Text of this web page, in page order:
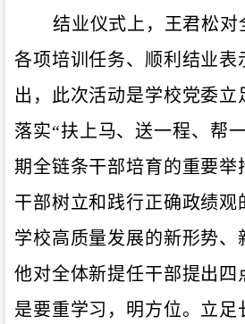
结业仪式上，王君松对
各项培训任务、顺利结业表
出 ，此次活动是学校党委立
落实“扶上马、送一程、帮
期全链条干部培育的重要举
干部树立和践行正确政绩观
学校高质量发展的新形势、
他对全体新提任干部提出四
是要重学习，明方位。立足